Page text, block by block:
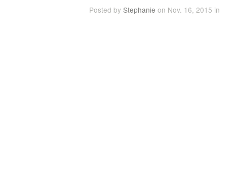
Posted by Stephanie on Nov. 16, 2015 in